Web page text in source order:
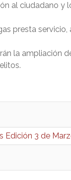
al ciudadano y
presta
la ampliación
3 de